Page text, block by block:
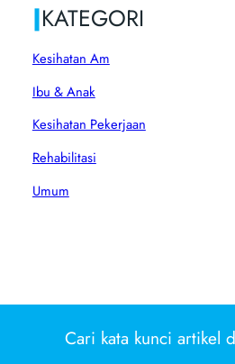
|KATEGORI
Kesihatan Am
Ibu & Anak
Kesihatan Pekerjaan
Rehabilitasi
Umum
Cari kata kunci artikel